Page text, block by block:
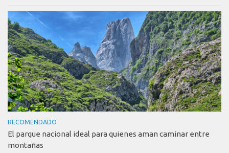
RECOMENDADO
El parque nacional ideal para quienes aman caminar entre
montañas